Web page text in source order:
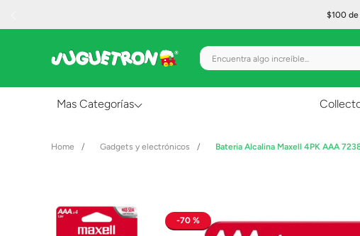
$100 de
Encuentra algo increíble...
Mas Categorías
Creatividad y Arte
Gadgets y electrónicos Bateria Alcalina Maxell 4PK AAA
70 %